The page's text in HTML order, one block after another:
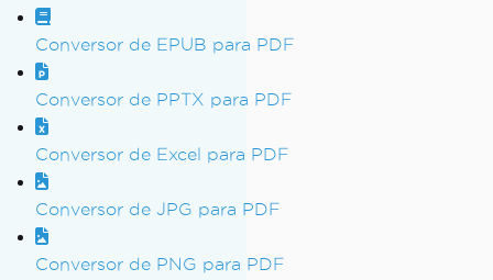
Conversor de EPUB para PDF
Conversor de PPTX para PDF
Conversor de Excel para PDF
Conversor de JPG para PDF
Conversor de PNG para PDF